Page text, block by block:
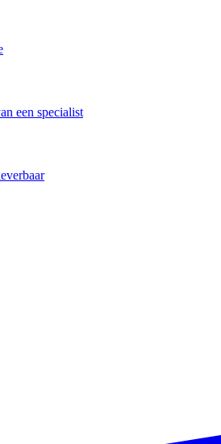
een specialist